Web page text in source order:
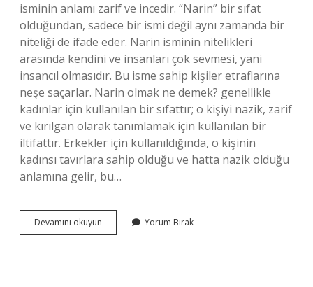
isminin anlamı zarif ve incedir. “Narin” bir sıfat
olduğundan, sadece bir ismi değil aynı zamanda bir
niteliği de ifade eder. Narin isminin nitelikleri
arasında kendini ve insanları çok sevmesi, yani
insancıl olmasıdır. Bu isme sahip kişiler etraflarına
neşe saçarlar. Narin olmak ne demek? genellikle
kadınlar için kullanılan bir sıfattır; o kişiyi nazik, zarif
ve kırılgan olarak tanımlamak için kullanılan bir
iltifattır. Erkekler için kullanıldığında, o kişinin
kadınsı tavırlara sahip olduğu ve hatta nazik olduğu
anlamına gelir, bu…
Devamını okuyun
Ve
Yorum Bırak